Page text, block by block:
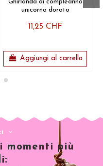
Ghirlanda di compleanno
unicorno dorato
11,25 CHF
Aggiungi al carrello
momenti più